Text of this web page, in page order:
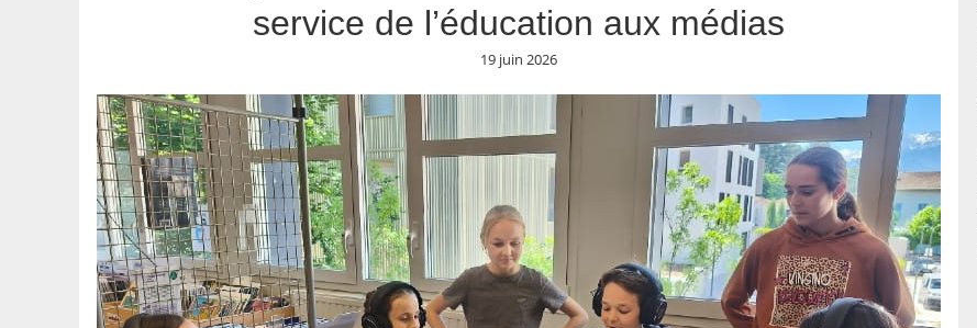
service de l’éducation aux médias
19 juin 2026